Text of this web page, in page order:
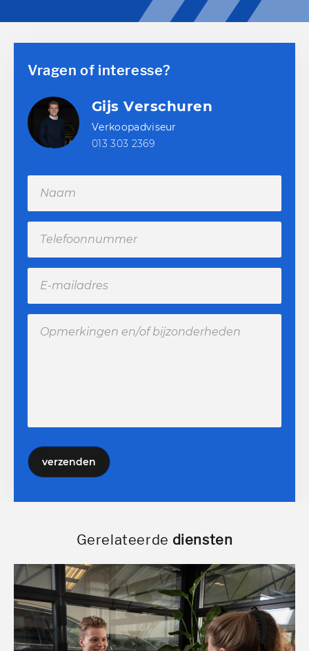
Vragen of interesse?
Gijs Verschuren
Verkoopadviseur
013 303 2369
verzenden
Gerelateerde diensten